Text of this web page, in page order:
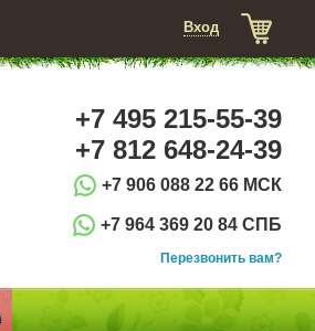
Вход
+7 495 215-55-39
+7 812 648-24-39
+7 906 088 22 66 МСК
+7 964 369 20 84 СПБ
Перезвонить вам?